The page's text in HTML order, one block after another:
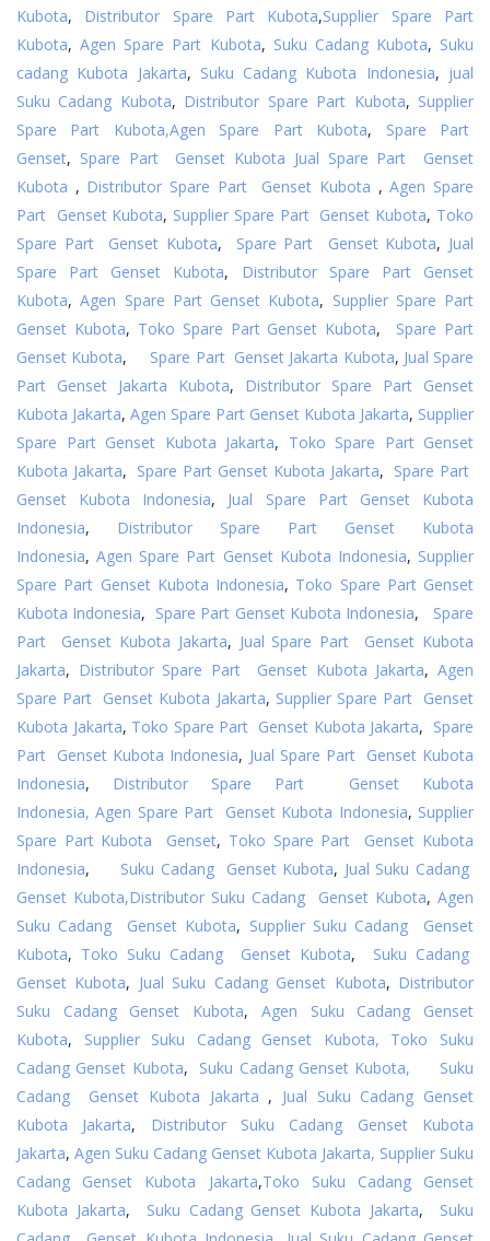
Kubota, Distributor Spare Part Kubota,Supplier Spare Part
Kubota,Agen Spare Part Kubota, Suku Cadang Kubota, Suku
cadang Kubota Jakarta, Suku Cadang Kubota Indonesia, jual
Suku Cadang Kubota, Distributor Spare Part Kubota, Supplier
Spare Part Kubota,Agen Spare Part Kubota, Spare Part
Genset, Spare Part Genset Kubota Jual Spare Part Genset
Kubota , Distributor Spare Part Genset Kubota , Agen Spare
Part Genset Kubota, Supplier Spare Part Genset Kubota, Toko
Spare Part Genset Kubota, Spare Part Genset Kubota, Jual
Spare Part Genset Kubota, Distributor Spare Part Genset
Kubota, Agen Spare Part Genset Kubota, Supplier Spare Part
Genset Kubota, Toko Spare Part Genset Kubota, Spare Part
Genset Kubota, Spare Part Genset Jakarta Kubota, Jual Spare
Part Genset Jakarta Kubota, Distributor Spare Part Genset
Kubota Jakarta, Agen Spare Part Genset Kubota Jakarta, Supplier
Spare Part Genset Kubota Jakarta, Toko Spare Part Genset
Kubota Jakarta, Spare Part Genset Kubota Jakarta, Spare Part
Genset Kubota Indonesia, Jual Spare Part Genset Kubota
Indonesia, Distributor Spare Part Genset Kubota
Indonesia,Agen Spare Part Genset Kubota Indonesia, Supplier
Spare Part Genset Kubota Indonesia, Toko Spare Part Genset
Kubota Indonesia, Spare Part Genset Kubota Indonesia,
Spare
Part Genset Kubota Jakarta, Jual Spare Part Genset Kubota
Jakarta, Distributor Spare Part Genset Kubota Jakarta, Agen
Spare Part Genset Kubota Jakarta, Supplier Spare Part Genset
Kubota Jakarta, Toko Spare Part Genset Kubota Jakarta, Spare
Part Genset Kubota Indonesia, Jual Spare Part Genset Kubota
Indonesia, Distributor Spare Part Genset Kubota
Indonesia, Agen Spare Part Genset Kubota Indonesia, Supplier
Spare Part Kubota Genset, Toko Spare Part Genset Kubota
Indonesia, Suku Cadang Genset Kubota, Jual Suku Cadang
Genset Kubota,Distributor Suku Cadang Genset Kubota, Agen
Suku Cadang Genset Kubota, Supplier Suku Cadang Genset
Kubota, Toko Suku Cadang Genset Kubota,
Suku Cadang
Genset Kubota, Jual Suku Cadang Genset Kubota, Distributor
Suku Cadang Genset Kubota, Agen Suku Cadang Genset
Kubota, Supplier Suku Cadang Genset Kubota,
Toko Suku
Cadang Genset Kubota, Suku Cadang Genset Kubota,
Suku
Cadang Genset Kubota Jakarta , Jual Suku Cadang Genset
Kubota Jakarta, Distributor Suku Cadang Genset Kubota
Jakarta, Agen Suku Cadang Genset Kubota Jakarta, Supplier Suku
Cadang Genset Kubota Jakarta,Toko Suku Cadang Genset
Kubota Jakarta, Suku Cadang Genset Kubota Jakarta, Suku